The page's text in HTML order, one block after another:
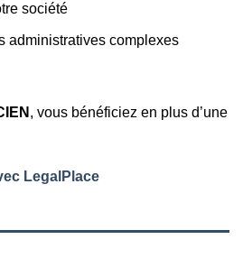
société
administratives complexes
, vous bénéficiez en plus d’une
LegalPlace